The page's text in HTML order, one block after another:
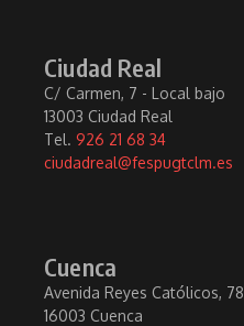
Ciudad Real
C/ Carmen, 7 - Local bajo
13003 Ciudad Real
Tel. 926 21 68 34
ciudadreal@fespugtclm.es
Cuenca
Avenida Reyes Católicos, 78
16003 Cuenca